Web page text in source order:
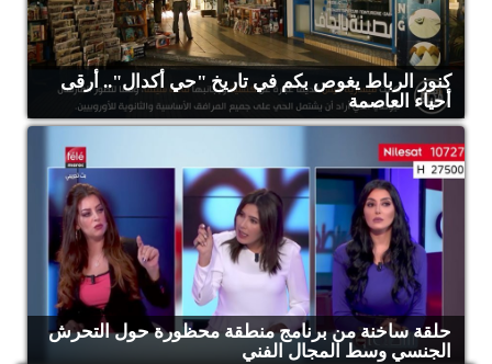
كنوز الرباط يغوص بكم في تاريخ "حي أكدال".. أرقى
أحياء العاصمة
حلقة ساخنة من برنامج منطقة محظورة حول التحرش
الجنسي وسط المجال الفني